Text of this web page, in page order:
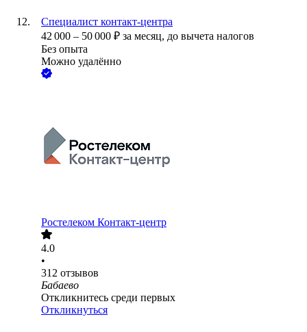
Специалист контакт-центра
42 000 – 50 000 ₽ за месяц, до вычета налогов
Без опыта
Можно удалённо
Ростелеком Контакт-центр
4.0
•
312 отзывов
Бабаево
Откликнитесь среди первых
Откликнуться